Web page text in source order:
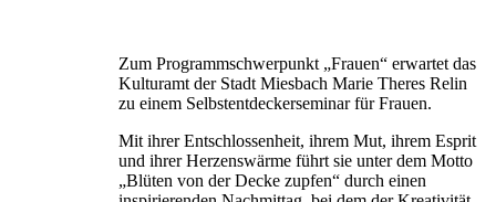
Zum Programmschwerpunkt „Frauen“ erwartet das
Kulturamt der Stadt Miesbach Marie Theres Relin
zu einem Selbstentdeckerseminar für Frauen.
Mit ihrer Entschlossenheit, ihrem Mut, ihrem Esprit
und ihrer Herzenswärme führt sie unter dem Motto
„Blüten von der Decke zupfen“ durch einen